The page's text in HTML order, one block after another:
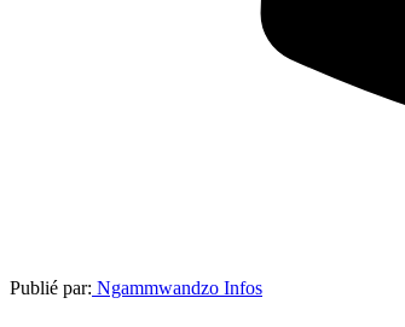
Publié par: Ngammwandzo Infos